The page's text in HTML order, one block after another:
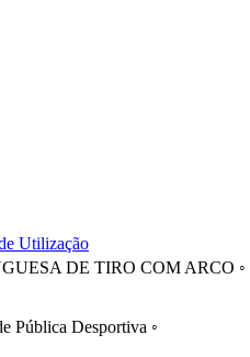
Utilização
DE TIRO COM ARCO ◦
Pública Desportiva ◦